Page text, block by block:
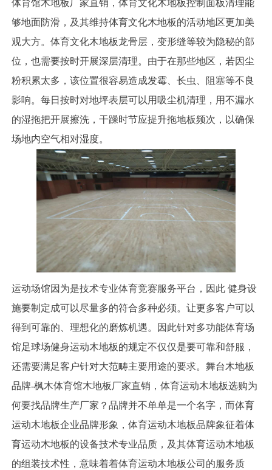
体育馆木地板厂家直销，体育文化木地板控制面板清理能
够地面防滑，及其维持体育文化木地板的活动地区更加美
观大方。体育文化木地板龙骨层，变形缝等较为隐秘的部
位，也需要按时开展深层清理。由于在那些地区，若因尘
粉积累太多，该位置很容易造成发霉、长虫、阻塞等不良
影响。每日按时对地坪表层可以用吸尘机清理，用不漏水
的湿拖把开展擦洗，干躁时节应提升拖地板频次，以确保
场地内空气相对湿度。
运动场馆因为是技术专业体育竞赛服务平台，因此 健身设
施要制定成可以尽量多的符合多种必须。让更多客户可以
得到可靠的、理想化的磨炼机遇。因此针对多功能体育场
馆足球场健身运动木地板的规定不仅仅是要可靠和舒服，
还需要满足客户针对大范畴主要用途的要求。舞台木地板
品牌-枫木体育馆木地板厂家直销，体育运动木地板选购为
何要找品牌生产厂家？品牌并不单单是一个名字，而体育
运动木地板企业品牌形象，体育运动木地板品牌象征着体
育运动木地板的设备技术专业品质，及其体育运动木地板
的组装技术性，意味着着体育运动木地板公司的服务质